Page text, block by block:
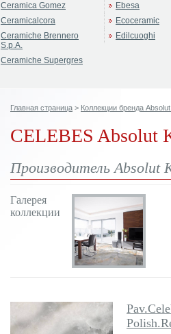
Ceramica Gomez
Ceramicalcora
Ceramiche Brennero
S.p.A.
Ceramiche Supergres
Ebesa
Ecoceramic
Edilcuoghi
Главная страница > Коллекции бренда
CELEBES Absolut
Производитель Absolut
Галерея
коллекции